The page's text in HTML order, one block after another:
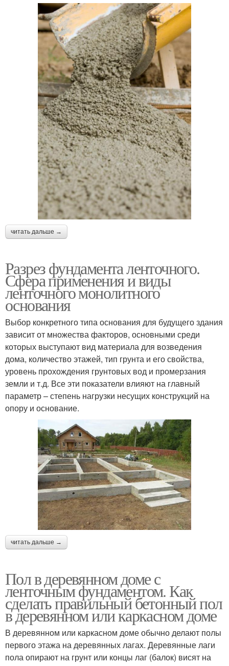
читать дальше →
Разрез фундамента ленточного.
Сфера применения и виды
ленточного монолитного
основания
Выбор конкретного типа основания для будущего здания
зависит от множества факторов, основными среди
которых выступают вид материала для возведения
дома, количество этажей, тип грунта и его свойства,
уровень прохождения грунтовых вод и промерзания
земли и т.д. Все эти показатели влияют на главный
параметр – степень нагрузки несущих конструкций на
опору и основание.
читать дальше →
Пол в деревянном доме с
ленточным фундаментом. Как
сделать правильный бетонный пол
в деревянном или каркасном доме
В деревянном или каркасном доме обычно делают полы
первого этажа на деревянных лагах. Деревянные лаги
пола опирают на грунт или концы лаг (балок) висят на